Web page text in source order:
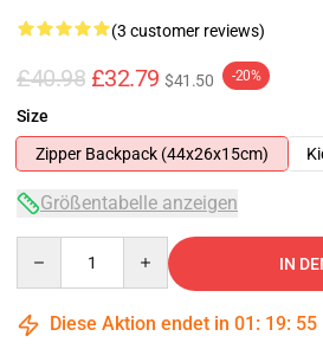
(3 customer reviews)
£40.98 £32.79 $41.50 -20%
Size
Zipper Backpack (44x26x15cm)
Größentabelle anzeigen
IN
Diese Aktion endet in 01 : 19: 54